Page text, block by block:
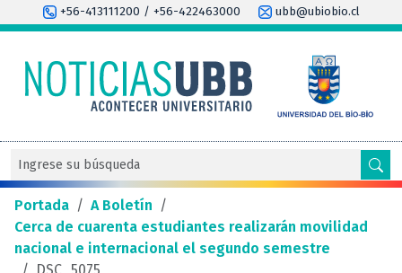
+56-413111200 / +56-422463000 ubb@ubiobio.cl
Portada / A Boletín /
Cerca de cuarenta estudiantes realizarán movilidad
nacional e internacional el segundo semestre